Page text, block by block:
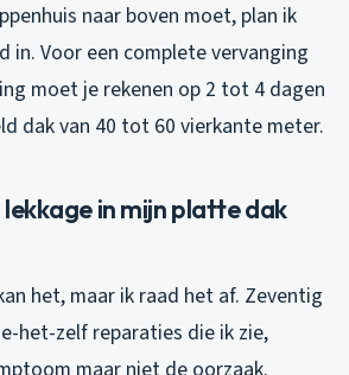
naar boven moet, plan ik
Voor een complete vervanging
moet je rekenen op 2 tot 4 dagen
dak van 40 tot 60 vierkante meter.
lekkage in mijn platte dak
het, maar ik raad het af. Zeventig
het-zelf reparaties die ik zie,